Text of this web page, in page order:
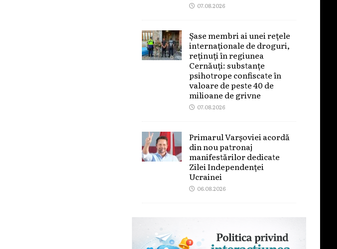
07.08.2026
Șase membri ai unei rețele
internaționale de droguri,
reținuți în regiunea
Cernăuți: substanțe
psihotrope confiscate în
valoare de peste 40 de
milioane de grivne
07.08.2026
Primarul Varșoviei acordă
din nou patronaj
manifestărilor dedicate
Zilei Independenței
Ucrainei
06.08.2026